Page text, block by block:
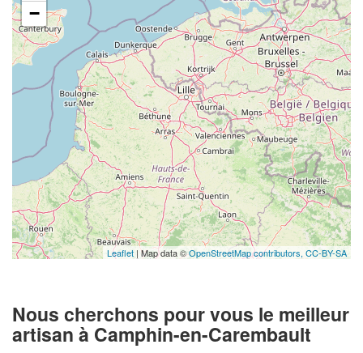
−
Leaflet | Map data ©OpenStreetMap contributors, CC-BY-SA
Nous cherchons pour vous le meilleur
artisan à Camphin-en-Carembault